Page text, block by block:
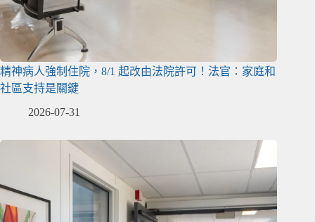
精神病人強制住院，8/1 起改由法院許可！法官：家庭和
社區支持是關鍵
2026-07-31